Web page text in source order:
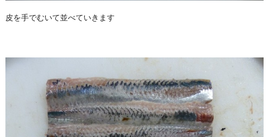
皮を手でむいて並べていきます